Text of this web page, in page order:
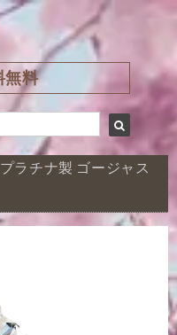
無料
ラチナ製 ゴージャス